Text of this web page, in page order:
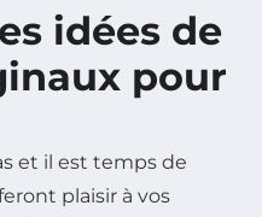
idées de
pour
et il est temps de
plaisir à vos